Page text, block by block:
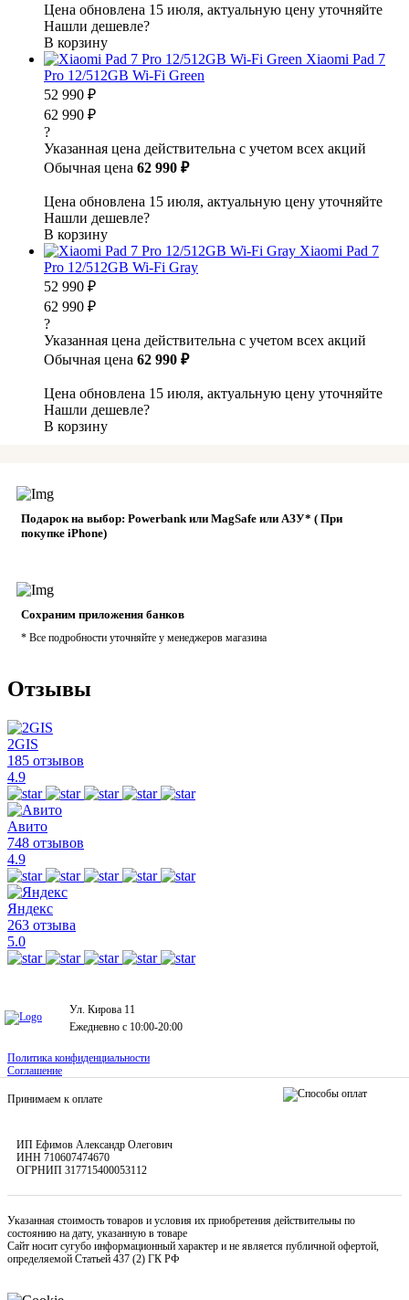
Цена обновлена 15 июля, актуальную цену уточняйте
Нашли дешевле?
В корзину
Xiaomi Pad 7
Pro 12/512GB Wi-Fi Green
52 990 ₽
62 990 ₽
?
Указанная цена действительна с учетом всех акций
Обычная цена 62 990 ₽
Цена обновлена 15 июля, актуальную цену уточняйте
Нашли дешевле?
В корзину
Xiaomi Pad 7
Pro 12/512GB Wi-Fi Gray
52 990 ₽
62 990 ₽
?
Указанная цена действительна с учетом всех акций
Обычная цена 62 990 ₽
Цена обновлена 15 июля, актуальную цену уточняйте
Нашли дешевле?
В корзину
Подарок на выбор: Powerbank или MagSafe или AЗУ* ( При
покупке iPhone)
Сохраним приложения банков
* Все подробности уточняйте у менеджеров магазина
Отзывы
2GIS
185 отзывов
4.9
Авито
748 отзывов
4.9
Яндекс
263 отзыва
5.0
Ул. Кирова 11
Ежедневно с 10:00-20:00
Политика конфиденциальности
Соглашение
Принимаем к оплате
ИП Ефимов Александр Олегович
ИНН 710607474670
ОГРНИП 317715400053112
Указанная стоимость товаров и условия их приобретения действительны по
состоянию на дату, указанную в товаре
Сайт носит сугубо информационный характер и не является публичной офертой,
определяемой Статьей 437 (2) ГК РФ